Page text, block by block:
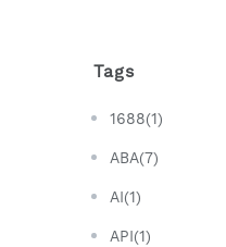
Tags
1688(1)
ABA(7)
AI(1)
API(1)